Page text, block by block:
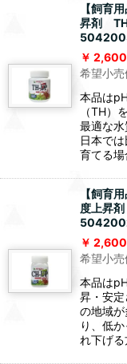
【飼育
昇剤
2,600
希望小売
本品は
（TH）
最適な水
日本で
育てる
【飼育
度上昇
2,600
希望小売
本品は
昇・安
の地域
り、低
れ下げ